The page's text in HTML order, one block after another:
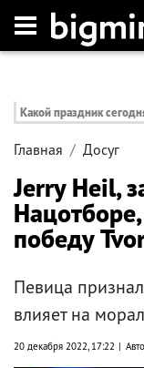
Какой праздник
Главная Досуг
Jerry Heil,
победу
Певица
влияет на
20 декабря 2022, 17:22